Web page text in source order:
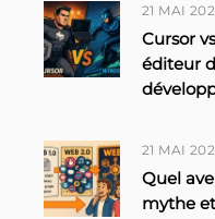
21 MAI
Cursor
éditeur
21 MAI
Quel
mythe